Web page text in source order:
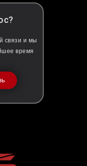
связи и мы
время